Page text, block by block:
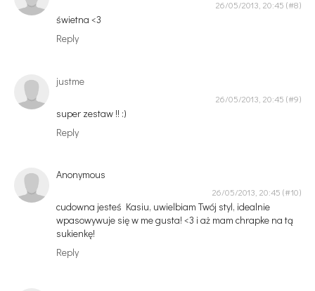
26/05/2013, 20:45
świetna <3
Reply
justme
26/05/2013, 20:45
super zestaw !! :)
Reply
Anonymous
26/05/2013, 20:45
cudowna jesteś Kasiu, uwielbiam Twój styl, idealnie
wpasowywuje się w me gusta! <3 i aż mam chrapke na tą
sukienkę!
Reply